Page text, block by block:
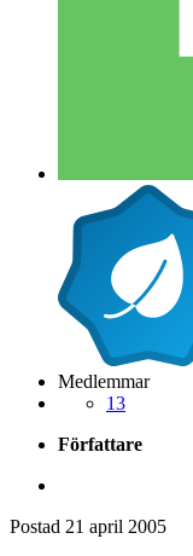
Medlemmar
13
Författare
Postad 21 april 2005